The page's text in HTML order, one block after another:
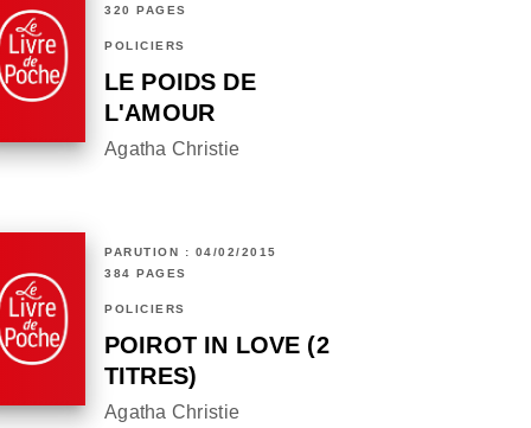
320 PAGES
POLICIERS
LE POIDS DE
L'AMOUR
Agatha Christie
PARUTION : 04/02/2015
384 PAGES
POLICIERS
POIROT IN LOVE (2
TITRES)
Agatha Christie